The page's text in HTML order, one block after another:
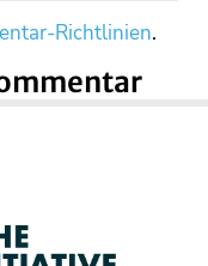
Richtlinien.